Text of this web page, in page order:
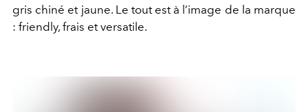
gris chiné et jaune. Le tout est à l’image de la marque
: friendly, frais et versatile.